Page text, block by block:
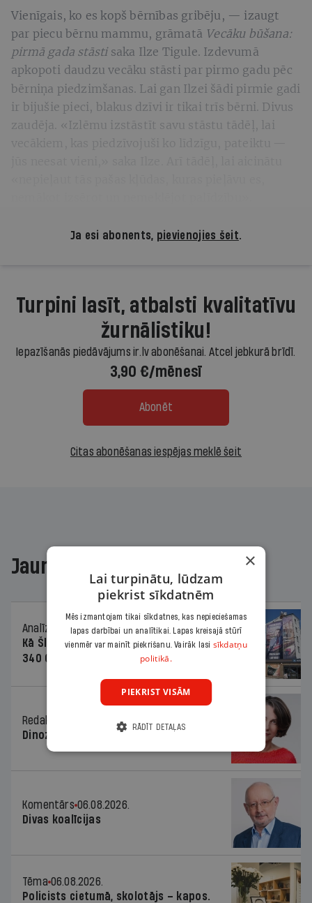
Vienīgais, ko es kopš bērnības gribēju, — izaugt
par piecu bērnu mammu, grāmatā Vecāku būšana:
pirmā gada stāsti saka Ilze Tigule. Izdevumā
apkopoti daudzu vecāku stāsti par pirmo gadu pēc
bērniņa piedzimšanas. Lai gan Ilzei šādi pirmie gadi
ir bijušie pieci, blakus dzīvi ir tikai trīs bērni. Divus
zaudēja. «Izlēmu izstāstīt savu stāstu tādēļ, lai
vecākiem, kas piedzīvojuši ko līdzīgu, pateiktu —
Ja esi abonents, pievienojies šeit.
Turpini lasīt, atbalsti kvalitatīvu
žurnālistiku!
Iepazīšanās piedāvājums ir.lv abonēšanai. Atcel jebkurā brīdī.
3,90 €/mēnesī
Abonēt
Citas abonēšanas iespējas meklē šeit
Jaunākajā žurnālā
Analīze
06.08.2026.
Kā Šlesera partija palika nesodīta par
340 000 vērtu reklāmas kampaņu
Redaktores sleja
06.08.2026.
Dinozaura triks
Komentārs 06.08.2026.
Divas koalīcijas
Tēma 06.08.2026.
Policists cietumā, skolotājs – kapos.
×
Lai turpinātu, lūdzam
piekrist sīkdatnēm
Mēs izmantojam tikai sīkdatnes, kas nepieciešamas
lapas darbībai un analītikai. Lapas kreisajā stūrī
vienmēr var mainīt piekrišanu. Vairāk lasi sīkdatņu
politikā.
PIEKRIST VISĀM
RĀDĪT DETAĻAS